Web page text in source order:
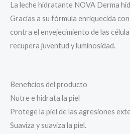
La leche hidratante NOVA Derma
Gracias a su fórmula enriquecida
contra el envejecimiento de las
recupera juventud y luminosidad.
Beneficios del producto
Nutre e hidrata la piel
Protege la piel de las agresiones
Suaviza y suaviza la piel.